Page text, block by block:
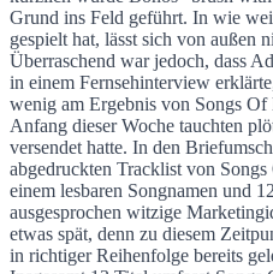
Grund ins Feld geführt. In wie
gespielt hat, lässt sich von außen
Überraschend war jedoch, dass
in einem Fernsehinterview
wenig am Ergebnis von Songs Of
Anfang dieser Woche tauchten
versendet hatte. In den
abgedruckten Tracklist von
einem lesbaren Songnamen und
ausgesprochen witzige
etwas spät, denn zu diesem
in richtiger Reihenfolge bereits